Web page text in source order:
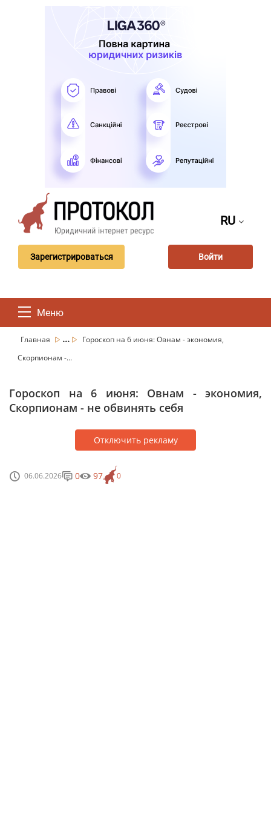
RU
Зарегистрироваться Войти
Меню
Главная ...
Гороскоп на 6 июня: Овнам - экономия,
Скорпионам -...
Гороскоп на 6 июня: Овнам - экономия,
Скорпионам - не обвинять себя
Отключить рекламу
06.06.2026 0
0 97